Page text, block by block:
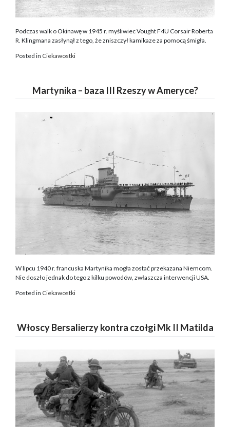
Podczas walk o Okinawę w 1945 r. myśliwiec Vought F4U Corsair Roberta
R. Klingmana zasłynął z tego, że zniszczył kamikaze za pomocą śmigła.
Posted in Ciekawostki
Martynika – baza III Rzeszy w Ameryce?
W lipcu 1940 r. francuska Martynika mogła zostać przekazana Niemcom.
Nie doszło jednak do tego z kilku powodów, zwłaszcza interwencji USA.
Posted in Ciekawostki
Włoscy Bersalierzy kontra czołgi Mk II Matilda